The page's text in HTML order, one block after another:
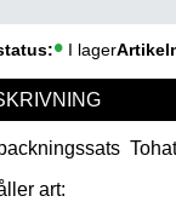
I lager
art: